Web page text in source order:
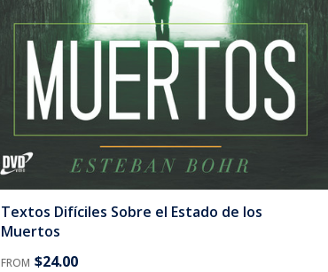
Textos Difíciles Sobre el Estado de los
Muertos
FROM $24.00